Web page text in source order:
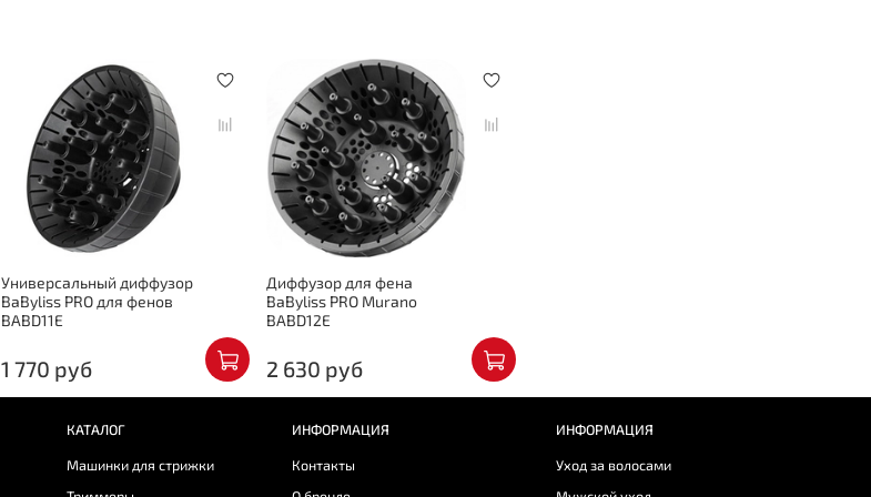
Универсальный диффузор
BaByliss PRO для фенов
BABD11E
1 770 руб
Диффузор для фена
BaByliss PRO Murano
BABD12E
2 630 руб
КАТАЛОГ
Машинки для стрижки
ИНФОРМАЦИЯ
Контакты
ИНФОРМАЦИЯ
Уход за волосами